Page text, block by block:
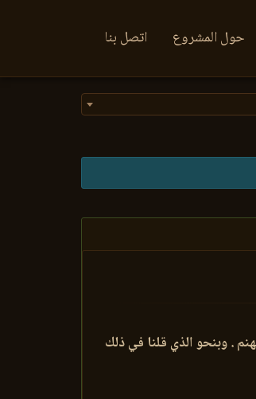
حول المشروع اتصل بنا
. وبنحو الذي قلنا في ذلك